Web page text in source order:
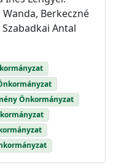
Wanda, Berkeczné
Antal
Önkormányzat